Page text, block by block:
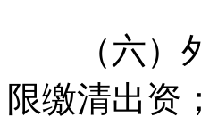
（六）外
限缴清出资；